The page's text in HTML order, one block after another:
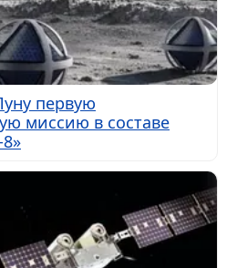
первую
миссию в составе